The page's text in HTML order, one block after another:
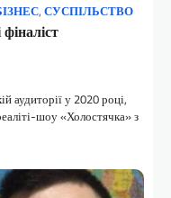
, СУСПІЛЬСТВО
аудиторії у 2020 році,
шоу «Холостячка» з